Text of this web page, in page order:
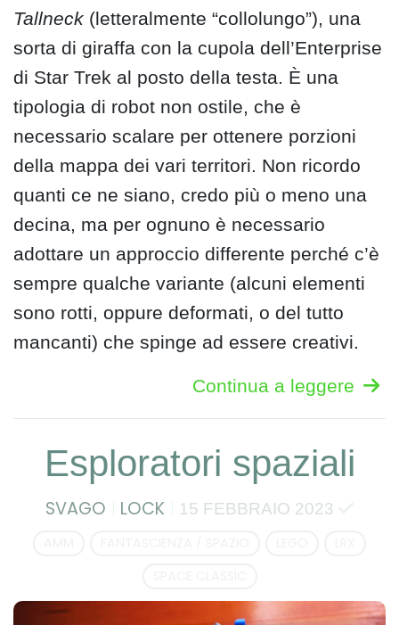
Tallneck (letteralmente “collolungo”), una
sorta di giraffa con la cupola dell’Enterprise
di Star Trek al posto della testa. È una
tipologia di robot non ostile, che è
necessario scalare per ottenere porzioni
della mappa dei vari territori. Non ricordo
quanti ce ne siano, credo più o meno una
decina, ma per ognuno è necessario
adottare un approccio differente perché c’è
sempre qualche variante (alcuni elementi
sono rotti, oppure deformati, o del tutto
mancanti) che spinge ad essere creativi.
Continua a leggere
Esploratori spaziali
SVAGO LOCK 15 FEBBRAIO 2023